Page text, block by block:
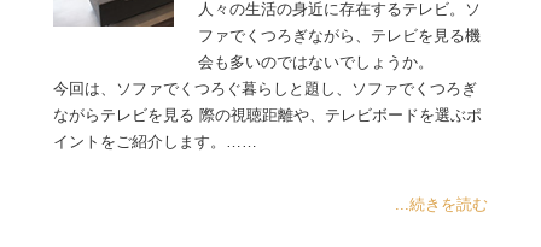
人々の生活の身近に存在するテレビ。ソ
ファでくつろぎながら、テレビを見る機
会も多いのではないでしょうか。
今回は、ソファでくつろぐ暮らしと題し、ソファでくつろぎ
ながらテレビを見る 際の視聴距離や、テレビボードを選ぶポ
イントをご紹介します。……
...続きを読む